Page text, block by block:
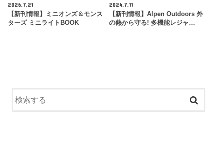
2026.7.21
【新刊情報】ミニオンズ＆モンス
ターズ ミニライトBOOK
2024.7.11
【新刊情報】Alpen Outdoors 外
の熱から守る! 多機能レジャ…